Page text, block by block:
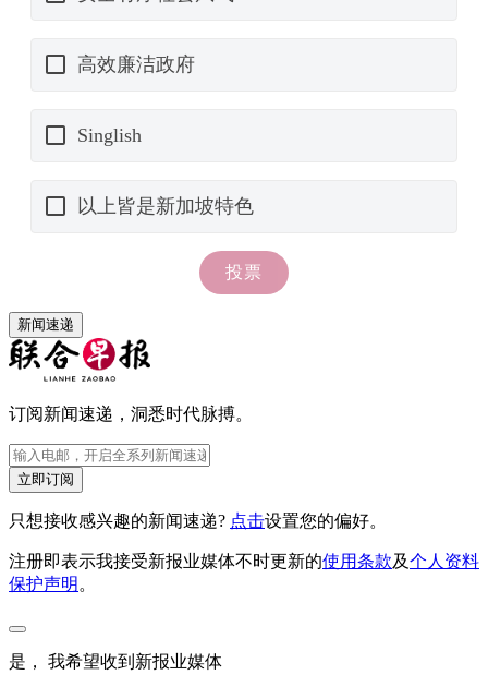
新闻速递
订阅新闻速递，洞悉时代脉搏。
立即订阅
只想接收感兴趣的新闻速递? 点击设置您的偏好。
注册即表示我接受新报业媒体不时更新的使用条款及个人资料
保护声明 。
是， 我希望收到新报业媒体